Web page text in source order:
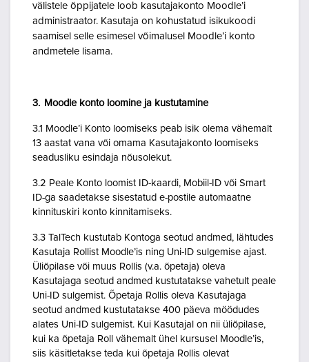
välistele õppijatele loob kasutajakonto Moodle’i
administraator. Kasutaja on kohustatud isikukoodi
saamisel selle esimesel võimalusel Moodle’i konto
andmetele lisama.
3. Moodle konto loomine ja kustutamine
3.1 Moodle’i Konto loomiseks peab isik olema vähemalt
13 aastat vana või omama Kasutajakonto loomiseks
seadusliku esindaja nõusolekut.
3.2 Peale Konto loomist ID-kaardi, Mobiil-ID või Smart
ID-ga saadetakse sisestatud e-postile automaatne
kinnituskiri konto kinnitamiseks.
3.3 TalTech kustutab Kontoga seotud andmed, lähtudes
Kasutaja Rollist Moodle’is ning Uni-ID sulgemise ajast.
Üliõpilase või muus Rollis (v.a. õpetaja) oleva
Kasutajaga seotud andmed kustutatakse vahetult peale
Uni-ID sulgemist. Õpetaja Rollis oleva Kasutajaga
seotud andmed kustutatakse 400 päeva möödudes
alates Uni-ID sulgemist. Kui Kasutajal on nii üliõpilase,
kui ka õpetaja Roll vähemalt ühel kursusel Moodle’is,
siis käsitletakse teda kui õpetaja Rollis olevat